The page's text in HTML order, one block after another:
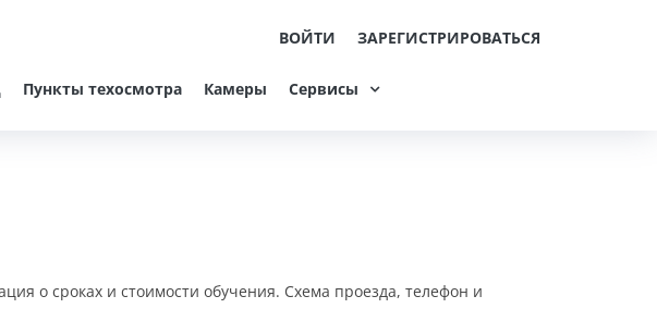
ВОЙТИ ЗАРЕГИСТРИРОВАТЬСЯ
Пункты техосмотра Камеры Сервисы
о сроках и стоимости обучения. Схема проезда, телефон и